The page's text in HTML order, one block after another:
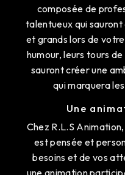
composée de
talentueux qui
et grands lors de
humour, leurs tours
sauront créer une
qui marquera
Une
Chez R.L.S
est pensée et
besoins et de vos
une animation